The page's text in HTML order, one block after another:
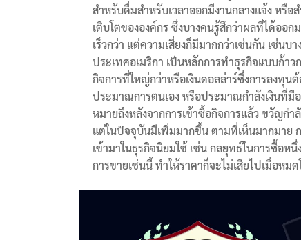
สำหรับดื่มสำหรับเวลาออกมีงานกลางแจ้ง หรื
เติบโตขององค์กร ซึ่งบางคนรู้สึกว่าผลที่ได้ออ
เร็วกว่า แต่ความเสี่ยงก็มีมากกว่าเช่นกัน เช่น
ประเทศอเมริกา เป็นหลักการทำธุรกิจแบบก้า
กิจการที่ใหญ่กว่าหรือเงินดอลล่าร์ซึ่งการลงทุ
ประมาณการตนเอง หรือประมาณกำลังเงินที่มี
หมายถึงหลังจากการเข้าซื้อกิจการแล้ว ขวัญกำ
แต่ในปัจจุบันมีเพิ่มมากขึ้น ตามที่เห็นมากมาย
เข้ามาในธุรกิจนิยมใช้ เช่น กลยุทธ์ในการซื้อห
การขายเช่นนี้ ทำให้ราคาก็จะไม่เสียไปเมื่อหม